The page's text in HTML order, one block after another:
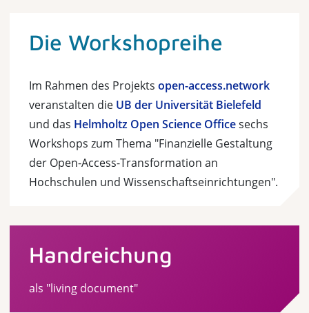
Die Workshopreihe
Im Rahmen des Projekts open-access.network
veranstalten die UB der Universität Bielefeld
und das Helmholtz Open Science Officesechs
Workshops zum Thema "Finanzielle Gestaltung
der Open-Access-Transformation an
Hochschulen und Wissenschaftseinrichtungen".
Handreichung
als "living document"